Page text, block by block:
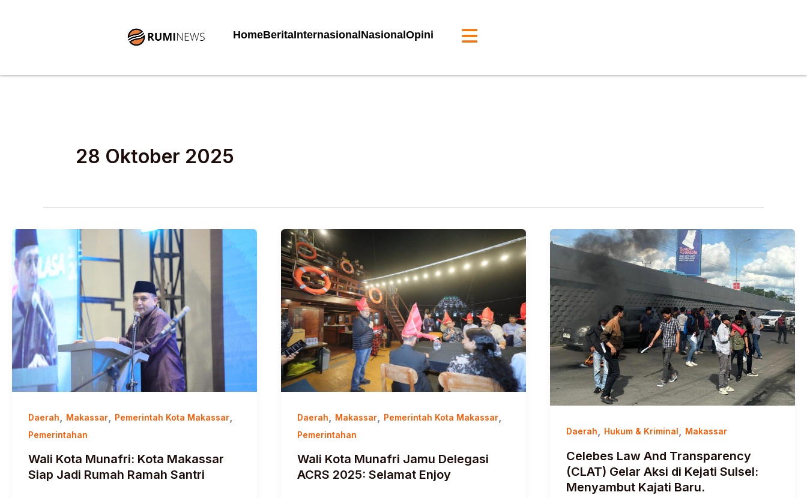
HomeBeritaInternasional Nasional Opini
28 Oktober 2025
Daerah Makassar Pemerintah Kota Makassar
Pemerintahan
Wali Kota Munafri: Kota Makassar
Siap Jadi Rumah Ramah Santri
Daerah Makassar, Pemerintah Kota Makassar,
Pemerintahan
Wali Kota Munafri Jamu Delegasi
ACRS 2025: Selamat Enjoy
Daerah Hukum & Kriminal Makassar
Celebes Law And Transparency
(CLAT) Gelar Aksi di Kejati Sulsel:
Menyambut Kajati Baru.